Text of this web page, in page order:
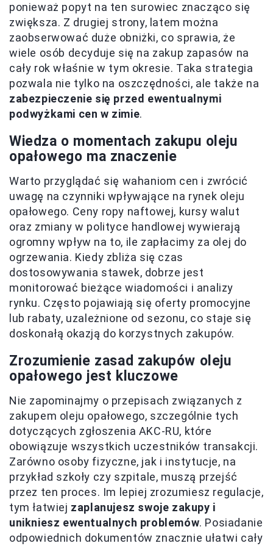
ponieważ popyt na ten surowiec znacząco się
zwiększa. Z drugiej strony, latem można
zaobserwować duże obniżki, co sprawia, że
wiele osób decyduje się na zakup zapasów na
cały rok właśnie w tym okresie. Taka strategia
pozwala nie tylko na oszczędności, ale także na
zabezpieczenie się przed ewentualnymi
podwyżkami cen w zimie.
Wiedza o momentach zakupu oleju
opałowego ma znaczenie
Warto przyglądać się wahaniom cen i zwrócić
uwagę na czynniki wpływające na rynek oleju
opałowego. Ceny ropy naftowej, kursy walut
oraz zmiany w polityce handlowej wywierają
ogromny wpływ na to, ile zapłacimy za olej do
ogrzewania. Kiedy zbliża się czas
dostosowywania stawek, dobrze jest
monitorować bieżące wiadomości i analizy
rynku. Często pojawiają się oferty promocyjne
lub rabaty, uzależnione od sezonu, co staje się
doskonałą okazją do korzystnych zakupów.
Zrozumienie zasad zakupów oleju
opałowego jest kluczowe
Nie zapominajmy o przepisach związanych z
zakupem oleju opałowego, szczególnie tych
dotyczących zgłoszenia AKC-RU, które
obowiązuje wszystkich uczestników transakcji.
Zarówno osoby fizyczne, jak i instytucje, na
przykład szkoły czy szpitale, muszą przejść
przez ten proces. Im lepiej zrozumiesz regulacje,
tym łatwiej zaplanujesz swoje zakupy i
unikniesz ewentualnych problemów. Posiadanie
odpowiednich dokumentów znacznie ułatwi cały